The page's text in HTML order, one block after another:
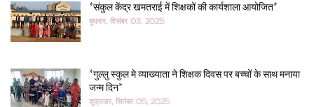
*संकुल केंद्र खमतराई में शिक्षकों की कार्यशाला आयोजित*
बुधवार, दिसंबर 03, 2025
*गुल्लु स्कुल मे व्याख्याता ने शिक्षक दिवस पर बच्चों के साथ मनाया
जन्म दिन*
शुक्रवार, सितंबर 05, 2025